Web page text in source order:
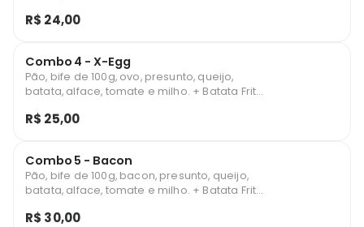
R$ 24,00
Combo 4 - X-Egg
Pão, bife de 100g, ovo, presunto, queijo,
batata, alface, tomate e milho. + Batata Frita
R$ 25,00
Combo 5 - Bacon
Pão, bife de 100g, bacon, presunto, queijo,
batata, alface, tomate e milho. + Batata Frita
R$ 30,00